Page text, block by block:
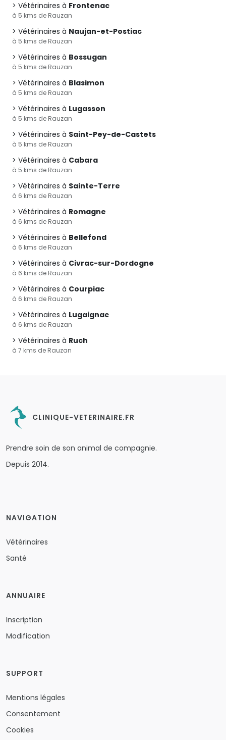
Vétérinaires à Frontenac
à 5 kms de Rauzan
Vétérinaires à Naujan-et-Postiac
à 5 kms de Rauzan
Vétérinaires à Bossugan
à 5 kms de Rauzan
Vétérinaires à Blasimon
à 5 kms de Rauzan
Vétérinaires à Lugasson
à 5 kms de Rauzan
Vétérinaires à Saint-Pey-de-Castets
à 5 kms de Rauzan
Vétérinaires à Cabara
à 5 kms de Rauzan
Vétérinaires à Sainte-Terre
à 6 kms de Rauzan
Vétérinaires à Romagne
à 6 kms de Rauzan
Vétérinaires à Bellefond
à 6 kms de Rauzan
Vétérinaires à Civrac-sur-Dordogne
à 6 kms de Rauzan
Vétérinaires à Courpiac
à 6 kms de Rauzan
Vétérinaires à Lugaignac
à 6 kms de Rauzan
Vétérinaires à Ruch
à 7 kms de Rauzan
CLINIQUE-VETERINAIRE.FR
Prendre soin de son animal de compagnie.
Depuis 2014.
NAVIGATION
Vétérinaires
Santé
ANNUAIRE
Inscription
Modification
SUPPORT
Mentions légales
Consentement
Cookies